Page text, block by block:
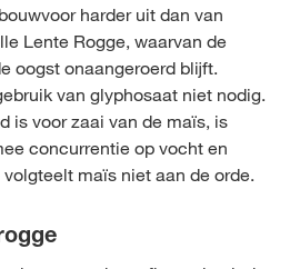
harder uit dan van
Lente Rogge, waarvan de
oogst onaangeroerd blijft.
van glyphosaat niet nodig.
is voor zaai van de maïs, is
concurrentie op vocht en
maïs niet aan de orde.